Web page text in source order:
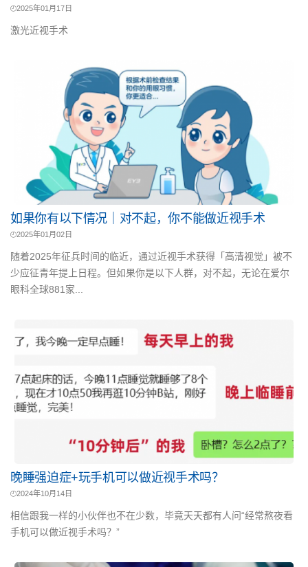
2025年01月17日
激光近视手术
如果你有以下情况｜对不起，你不能做近视手术
2025年01月02日
随着2025年征兵时间的临近，通过近视手术获得「高清视觉」被不
少应征青年提上日程。但如果你是以下人群，对不起，无论在爱尔
眼科全球881家...
晚睡强迫症+玩手机可以做近视手术吗？
2024年10月14日
相信跟我一样的小伙伴也不在少数，毕竟天天都有人问“经常熬夜看
手机可以做近视手术吗？”